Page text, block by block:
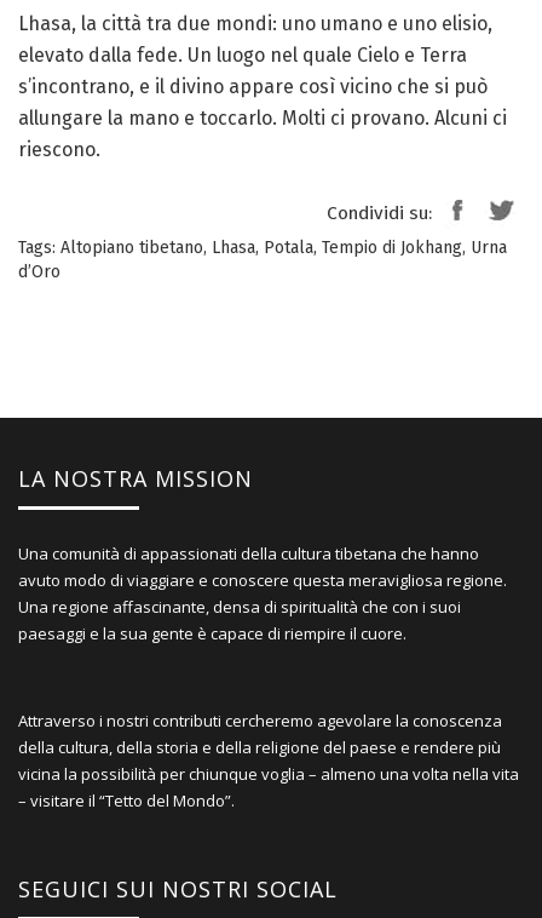
Lhasa, la città tra due mondi: uno umano e uno elisio,
elevato dalla fede. Un luogo nel quale Cielo e Terra
s’incontrano, e il divino appare così vicino che si può
allungare la mano e toccarlo. Molti ci provano. Alcuni ci
riescono.
Condividi su:
Tags: Altopiano tibetano, Lhasa, Potala, Tempio di Jokhang, Urna
d’Oro
LA NOSTRA MISSION
Una comunità di appassionati della cultura tibetana che hanno
avuto modo di viaggiare e conoscere questa meravigliosa regione.
Una regione affascinante, densa di spiritualità che con i suoi
paesaggi e la sua gente è capace di riempire il cuore.
Attraverso i nostri contributi cercheremo agevolare la conoscenza
della cultura, della storia e della religione del paese e rendere più
vicina la possibilità per chiunque voglia – almeno una volta nella vita
– visitare il “Tetto del Mondo”.
SEGUICI SUI NOSTRI SOCIAL